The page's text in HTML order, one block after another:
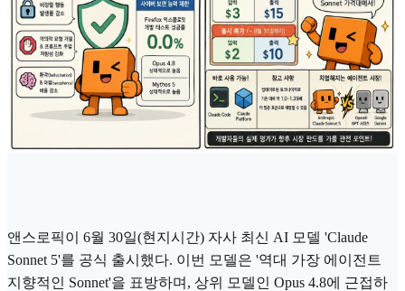
앤스로픽이 6월 30일(현지시간) 자사 최신 AI 모델 'Claude
Sonnet 5'를 공식 출시했다. 이번 모델은 '역대 가장 에이전트
지향적인 Sonnet'을 표방하며, 상위 모델인 Opus 4.8에 근접하